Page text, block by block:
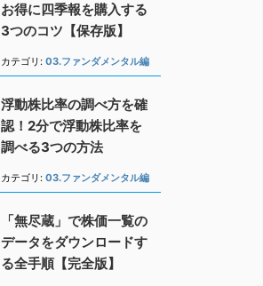
お得に四季報を購入する
3つのコツ【保存版】
カテゴリ: 03.ファンダメンタル編
浮動株比率の調べ方を確
認！2分で浮動株比率を
調べる3つの方法
カテゴリ: 03.ファンダメンタル編
「無尽蔵」で株価一覧の
データをダウンロードす
る全手順【完全版】